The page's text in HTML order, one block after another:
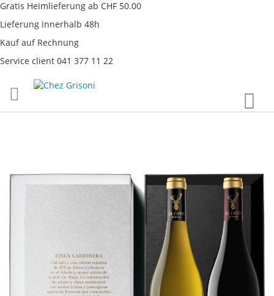
Gratis Heimlieferung ab CHF 50.00
Lieferung innerhalb 48h
Kauf auf Rechnung
Service client 041 377 11 22
Inhalt
the
end
the
gallery